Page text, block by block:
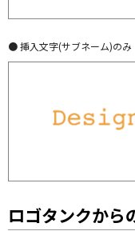
● 挿入文字(サブネーム)のみ
ロゴタンクから